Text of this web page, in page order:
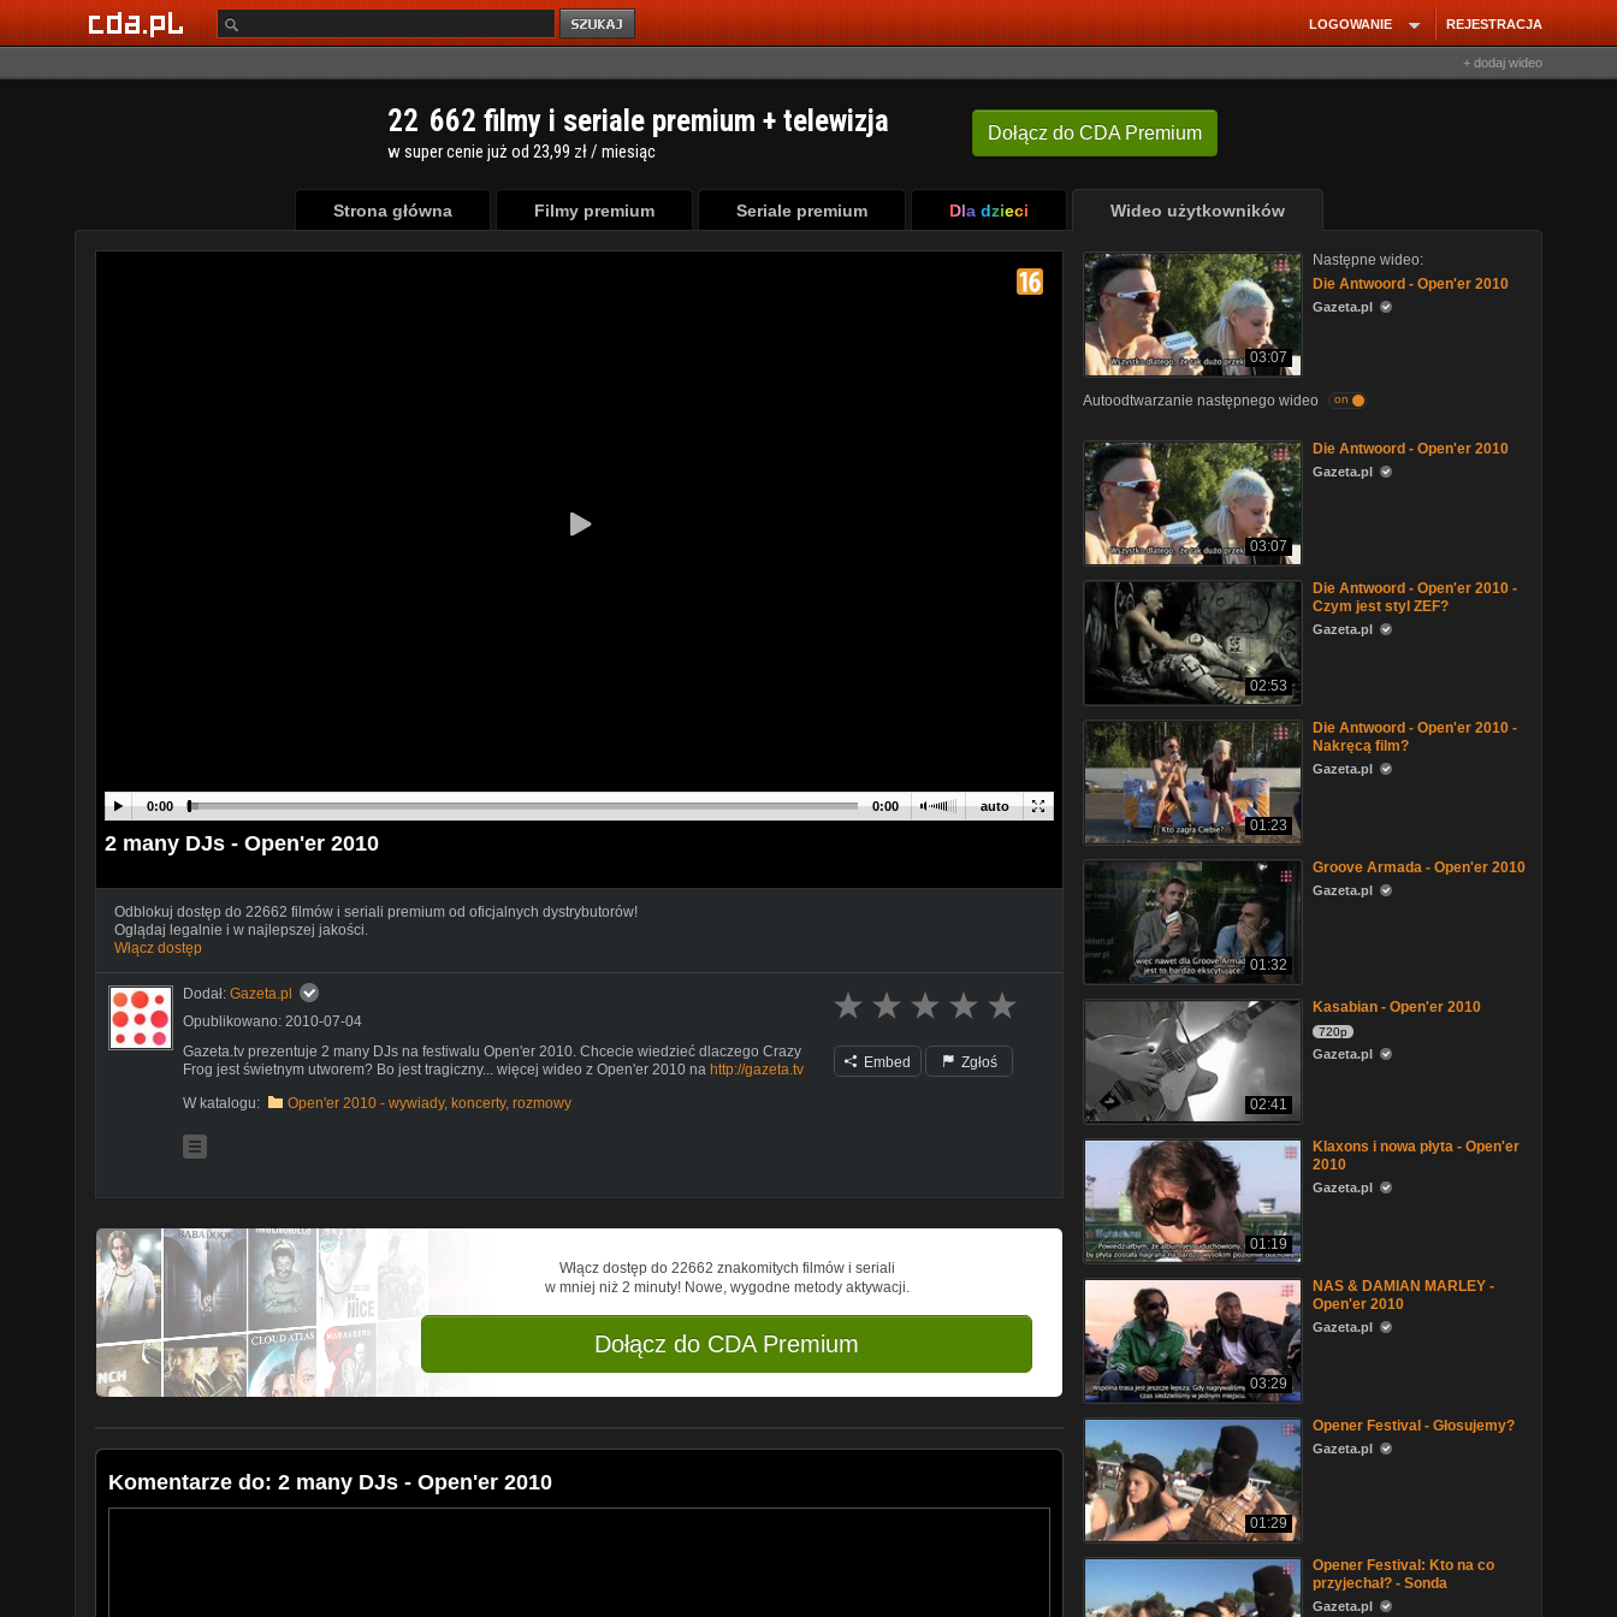
REJESTRACJA
LOGOWANIE
+ dodaj wideo
Dołącz do CDA Premium
22 662 filmy i seriale premium + telewizja
w super cenie już od 23,99 zł / miesiąc
Strona główna Filmy premium Seriale premium Dla dzieci Wideo użytkowników
auto
0:00 0:00
2 many DJs - Open'er 2010
Odblokuj dostęp do 22662 filmów i seriali premium od oficjalnych dystrybutorów!
Oglądaj legalnie i w najlepszej jakości.
Włącz dostęp
Dodał: Gazeta.pl
Opublikowano: 2010-07-04
Gazeta.tv prezentuje 2 many DJs na festiwalu Open'er 2010. Chcecie wiedzieć dlaczego Crazy
Frog jest świetnym utworem? Bo jest tragiczny... więcej wideo z Open'er 2010 na http://gazeta.tv
W katalogu:
Open'er 2010 - wywiady, koncerty, rozmowy
Embed Zgłoś
Włącz dostęp do 22662 znakomitych filmów i seriali
w mniej niż 2 minuty! Nowe, wygodne metody aktywacji.
Dołącz do CDA Premium
Komentarze do: 2 many DJs - Open'er 2010
03:07
Następne wideo:
Die Antwoord - Open'er 2010
Gazeta.pl
Autoodtwarzanie następnego wideo on
03:07
Die Antwoord - Open'er 2010
Gazeta.pl
02:53
Die Antwoord - Open'er 2010 -
Czym jest styl ZEF?
Gazeta.pl
01:23
Die Antwoord - Open'er 2010 -
Nakręcą film?
Gazeta.pl
01:32
Groove Armada - Open'er 2010
Gazeta.pl
02:41
Kasabian - Open'er 2010
720p
Gazeta.pl
01:19
Klaxons i nowa płyta - Open'er
2010
Gazeta.pl
03:29
NAS & DAMIAN MARLEY -
Open'er 2010
Gazeta.pl
01:29
Opener Festival - Głosujemy?
Gazeta.pl
Opener Festival: Kto na co
przyjechał? - Sonda
Gazeta.pl